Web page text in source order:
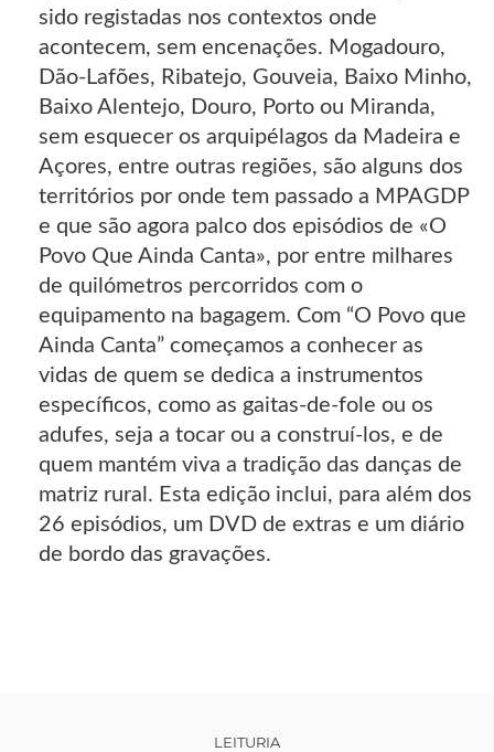
sido registadas nos contextos onde
acontecem, sem encenações. Mogadouro,
Dão-Lafões, Ribatejo, Gouveia, Baixo Minho,
Baixo Alentejo, Douro, Porto ou Miranda,
sem esquecer os arquipélagos da Madeira e
Açores, entre outras regiões, são alguns dos
territórios por onde tem passado a MPAGDP
e que são agora palco dos episódios de «O
Povo Que Ainda Canta», por entre milhares
de quilómetros percorridos com o
equipamento na bagagem. Com “O Povo que
Ainda Canta” começamos a conhecer as
vidas de quem se dedica a instrumentos
específicos, como as gaitas-de-fole ou os
adufes, seja a tocar ou a construí-los, e de
quem mantém viva a tradição das danças de
matriz rural. Esta edição inclui, para além dos
26 episódios, um DVD de extras e um diário
de bordo das gravações.
LEITURIA